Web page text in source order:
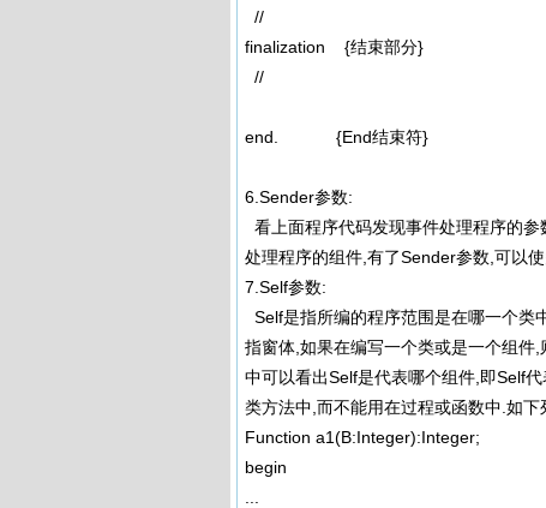
//
finalization {结束部分}
//
end. {End结束符}
6.Sender参数:
看上面程序代码发现事件处理程序的
处理程序的组件,有了Sender参数,可以
7.Self参数:
Self是指所编的程序范围是在哪一个类
指窗体,如果在编写一个类或是一个组件
中可以看出Self是代表哪个组件,即Self
类方法中,而不能用在过程或函数中.如下
Function a1(B:Integer):Integer;
begin